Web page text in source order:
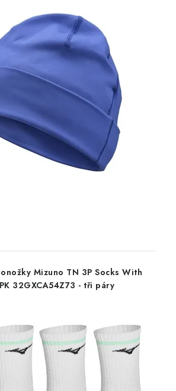
Mizuno TN 3P Socks With
32GXCA54Z73 - tři páry